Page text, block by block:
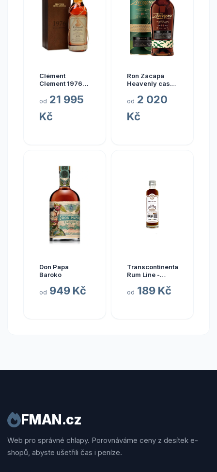
Clément
Clement 1976
od 21 995
Kč
Ron Zacapa
Heavenly cask
Alma 23y 40%
od 2 020
Kč
Don Papa
Baroko
od 949 Kč
Transcontinental
Rum Line -
2015
od 189 Kč
FMAN.cz
Web pro správné chlapy. Porovnáváme ceny z desítek e-
shopů, abyste ušetřili čas i peníze.